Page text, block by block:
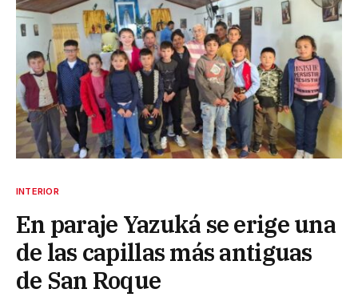
INTERIOR
En paraje Yazuká se erige una
de las capillas más antiguas
de San Roque